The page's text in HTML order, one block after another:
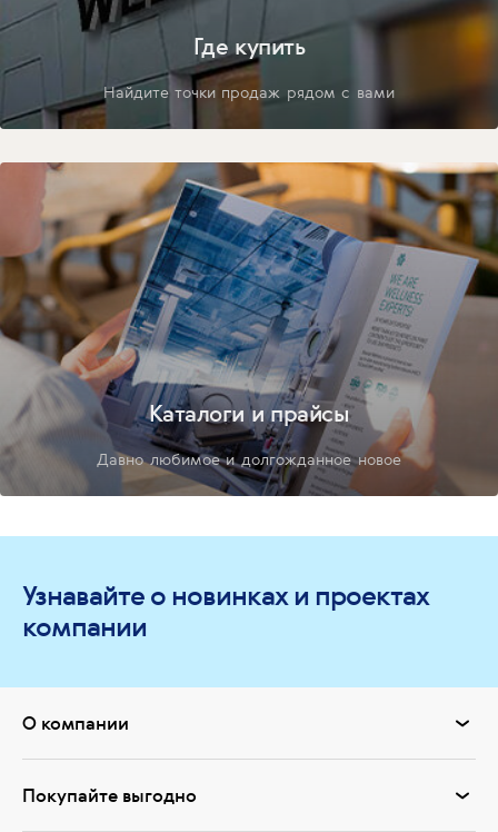
Где купить
Найдите точки продаж рядом с вами
Каталоги и прайсы
Давно любимое и долгожданное новое
Узнавайте о новинках и проектах
компании
О компании
Покупайте выгодно